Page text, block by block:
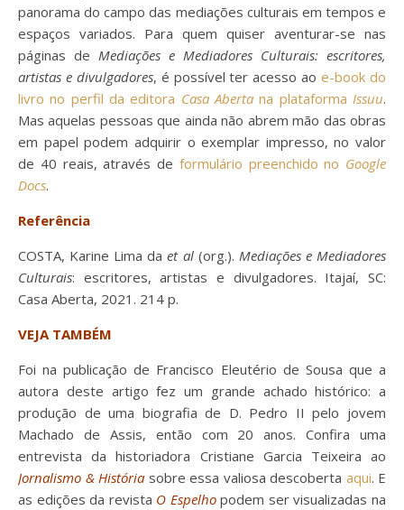
panorama do campo das mediações culturais em tempos e
espaços variados. Para quem quiser aventurar-se nas
páginas de Mediações e Mediadores Culturais: escritores,
artistas e divulgadores, é possível ter acesso aoe-book do
livro no perfil da editora Casa Aberta na plataforma Issuu.
Mas aquelas pessoas que ainda não abrem mão das obras
em papel podem adquirir o exemplar impresso, no valor
de 40 reais, através de formulário preenchido no Google
Docs.
Referência
COSTA, Karine Lima daet al(org.). Mediações e Mediadores
Culturais: escritores, artistas e divulgadores. Itajaí, SC:
Casa Aberta, 2021. 214 p.
VEJA TAMBÉM
Foi na publicação de Francisco Eleutério de Sousa que a
autora deste artigo fez um grande achado histórico: a
produção de uma biografia de D. Pedro II pelo jovem
Machado de Assis, então com 20 anos. Confira uma
entrevista da historiadora Cristiane Garcia Teixeira ao
Jornalismo & História sobre essa valiosa descoberta aqui. E
as edições da revista O Espelhopodem ser visualizadas na